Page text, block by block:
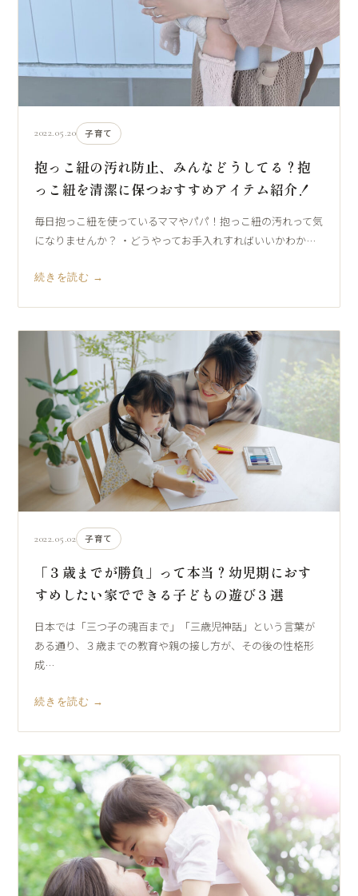
2022.05.20 子育て
抱っこ紐の汚れ防止、みんなどうしてる？抱
っこ紐を清潔に保つおすすめアイテム紹介！
毎日抱っこ紐を使っているママやパパ！抱っこ紐の汚れって気
になりませんか？ ・どうやってお手入れすればいいかわか…
続きを読む →
2022.05.02 子育て
「３歳までが勝負」って本当？幼児期におす
すめしたい家でできる子どもの遊び３選
日本では「三つ子の魂百まで」「三歳児神話」という言葉が
ある通り、３歳までの教育や親の接し方が、その後の性格形
成…
続きを読む →